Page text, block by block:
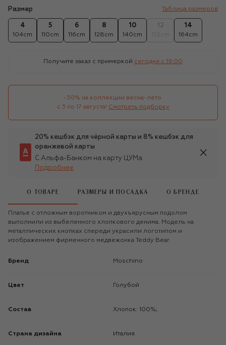
Размер Таблица размеров
4
104cm
5
110cm
6
116cm
8
128cm
10
140cm
14
164cm
Получите заказ с примеркой сегодня c 19:00
-30% на коллекции весна-лето
с 3 по 17 августа! Смотреть подборку
20% кешбэк для чёрной карты и 8% кешбэк для
оранжевой карты
С Альфа-Банком на карту ЦУМа
Подробнее
О ТОВАРЕ РАЗМЕРЫ И ПОСАДКА О БРЕНДЕ
Платье с отложным воротником и двухъярусным подолом
выполнили из выбеленного хлопкового денима. Модель на
металлических кнопках спереди украсили логотипом и
изображением фирменного медвежонка Teddy Bear.
Бренд Moschino
Цвет Голубой
Состав Хлопок: 100%;
Страна дизайна Италия